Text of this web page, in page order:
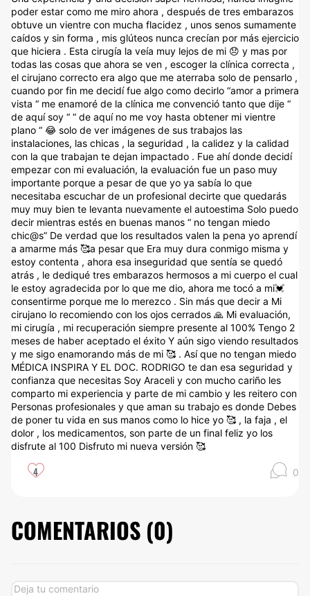
poder estar como me miro ahora , después de tres embarazos
obtuve un vientre con mucha flacidez , unos senos sumamente
caídos y sin forma , mis glúteos nunca crecían por más ejercicio
que hiciera . Esta cirugía la veía muy lejos de mi 😞 y mas por
todas las cosas que ahora se ven , escoger la clínica correcta ,
el cirujano correcto era algo que me aterraba solo de pensarlo ,
cuando por fin me decidí fue algo como decirlo “amor a primera
vista “ me enamoré de la clínica me convenció tanto que dije “
de aquí soy “ “ de aquí no me voy hasta obtener mi vientre
plano “ 😂 solo de ver imágenes de sus trabajos las
instalaciones, las chicas , la seguridad , la calidez y la calidad
con la que trabajan te dejan impactado . Fue ahí donde decidí
empezar con mi evaluación, la evaluación fue un paso muy
importante porque a pesar de que yo ya sabía lo que
necesitaba escuchar de un profesional decirte que quedarás
muy muy bien te levanta nuevamente el autoestima Solo puedo
decir mientras estés en buenas manos “ no tengan miedo
chic@s” De verdad que los resultados valen la pena yo aprendí
a amarme más 🥰a pesar que Era muy dura conmigo misma y
estoy contenta , ahora esa inseguridad que sentía se quedó
atrás , le dediqué tres embarazos hermosos a mi cuerpo el cual
le estoy agradecida por lo que me dio, ahora me tocó a mi💓
consentirme porque me lo merezco . Sin más que decir a Mi
cirujano lo recomiendo con los ojos cerrados 🙏 Mi evaluación,
mi cirugía , mi recuperación siempre presente al 100% Tengo 2
meses de haber aceptado el éxito Y aún sigo viendo resultados
y me sigo enamorando más de mi 🥰 . Así que no tengan miedo
MÉDICA INSPIRA Y EL DOC. RODRIGO te dan esa seguridad y
confianza que necesitas Soy Araceli y con mucho cariño les
comparto mi experiencia y parte de mi cambio y les reitero con
Personas profesionales y que aman su trabajo es donde Debes
de poner tu vida en sus manos como lo hice yo 🥰 , la faja , el
dolor , los medicamentos, son parte de un final feliz yo los
disfrute al 100 Disfruto mi nueva versión 🥰
4 0
COMENTARIOS (0)